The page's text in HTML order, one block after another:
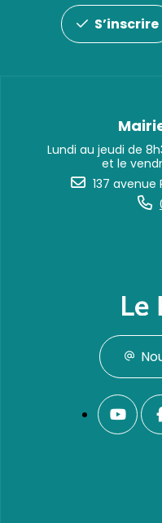
S’inscrire
Lundi au jeudi de
et le
137 avenue